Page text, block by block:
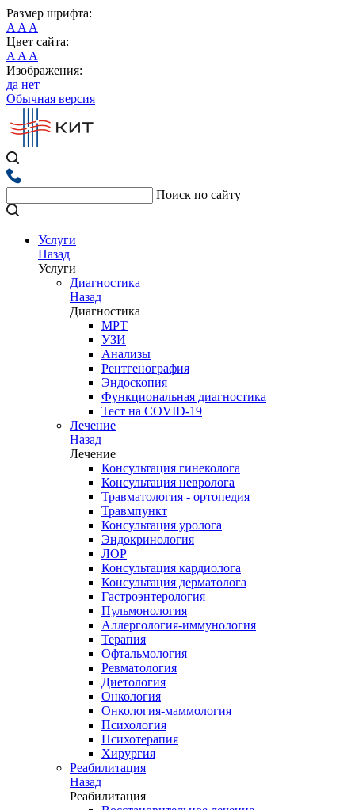
Размер шрифта:
A A A
Цвет сайта:
A A A
Изображения:
да нет
Обычная версия
Поиск по сайту
Услуги
Назад
Услуги
Диагностика
Назад
Диагностика
МРТ
УЗИ
Анализы
Рентгенография
Эндоскопия
Функциональная диагностика
Тест на COVID-19
Лечение
Назад
Лечение
Консультация гинеколога
Консультация невролога
Травматология - ортопедия
Травмпункт
Консультация уролога
Эндокринология
ЛОР
Консультация кардиолога
Консультация дерматолога
Гастроэнтерология
Пульмонология
Аллергология-иммунология
Терапия
Офтальмология
Ревматология
Диетология
Онкология
Онкология-маммология
Психология
Психотерапия
Хирургия
Реабилитация
Назад
Реабилитация